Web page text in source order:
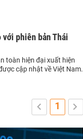
phiên bản Thái
toàn hiện đại xuất hiện
cập nhật về Việt Nam.
1